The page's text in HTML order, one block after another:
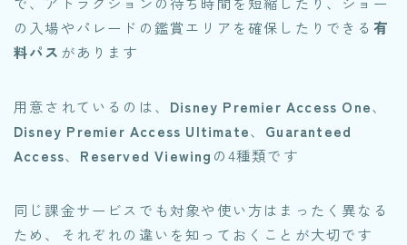
の入場やパレードの鑑賞エリアを確保したりできる 有
料パス があります
用意されているのは、 Disney Premier Access One、
Disney Premier Access Ultimate、 Guaranteed
Access、 Reserved Viewing の4種類です
同じ課金サービスでも対象や使い方はまったく異なる
ため、それぞれの違いを知っておくことが大切です